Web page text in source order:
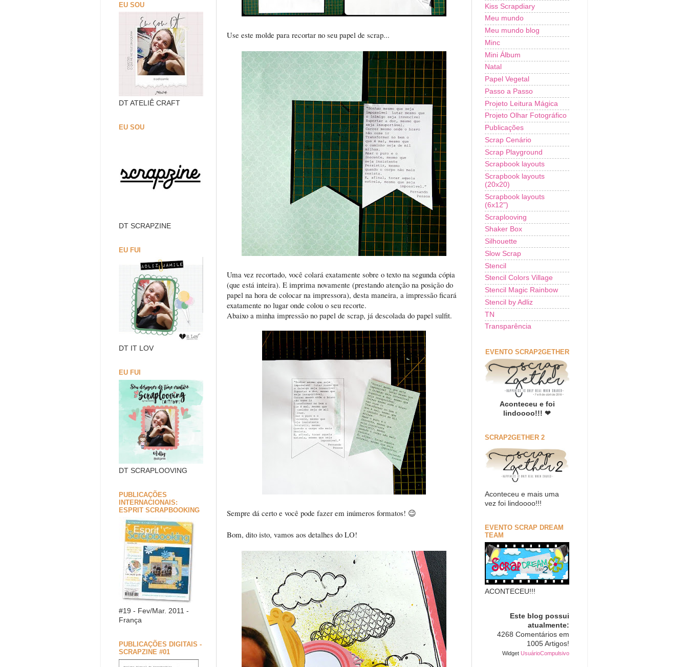
Use este molde para recortar no seu papel de scrap...
Uma vez recortado, você colará exatamente sobre o texto na segunda cópia
(que está inteira). E imprima novamente (prestando atenção na posição do
papel na hora de colocar na impressora), desta maneira, a impressão ficará
exatamente no lugar onde colou o seu recorte.
Abaixo a minha impressão no papel de scrap, já descolada do papel sulfit.
Sempre dá certo e você pode fazer em inúmeros formatos! 😉
Bom, dito isto, vamos aos detalhes do LO!
EU SOU
DT ATELIÊ CRAFT
EU SOU
DT SCRAPZINE
EU FUI
DT IT LOV
EU FUI
DT SCRAPLOOVING
PUBLICAÇÕES
INTERNACIONAIS:
ESPRIT SCRAPBOOKING
#19 - Fev/Mar. 2011 -
França
PUBLICAÇÕES DIGITAIS -
SCRAPZINE #01
Kiss Scrapdiary
Meu mundo
Meu mundo blog
Minc
Mini Álbum
Natal
Papel Vegetal
Passo a Passo
Projeto Leitura Mágica
Projeto Olhar Fotográfico
Publicações
Scrap Cenário
Scrap Playground
Scrapbook layouts
Scrapbook layouts
(20x20)
Scrapbook layouts
(6x12")
Scraplooving
Shaker Box
Silhouette
Slow Scrap
Stencil
Stencil Colors Village
Stencil Magic Rainbow
Stencil by Adliz
TN
Transparência
EVENTO SCRAP2GETHER
Aconteceu e foi
lindoooo!!! ❤
SCRAP2GETHER 2
Aconteceu e mais uma
vez foi lindoooo!!!
EVENTO SCRAP DREAM
TEAM
ACONTECEU!!!
Este blog possui
atualmente:
4268 Comentários em
1005 Artigos!
Widget UsuárioCompulsivo